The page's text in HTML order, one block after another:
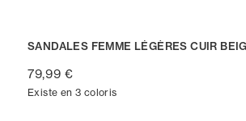
SANDALES FEMME LÉGÈRES CUIR
79,99 €
Existe en 3 coloris